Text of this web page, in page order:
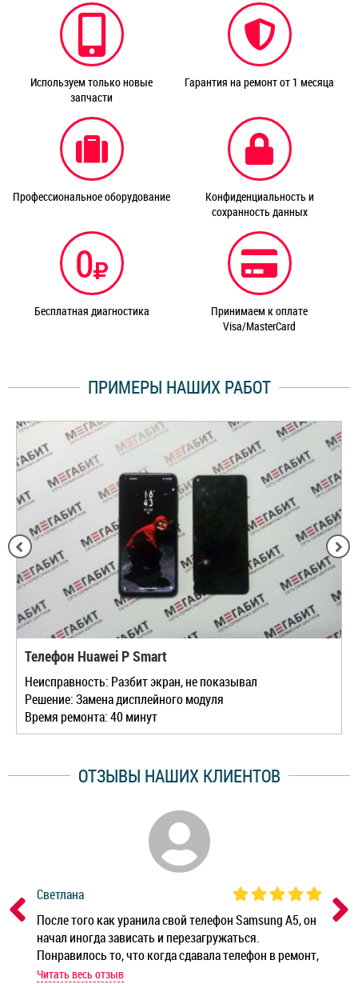
Используем только новые
запчасти
Гарантия на ремонт от 1 месяца
Профессиональное оборудование
Конфиденциальность и
сохранность данных
0
Бесплатная диагностика
Принимаем к оплате
Visa/MasterCard
ПРИМЕРЫ НАШИХ РАБОТ
Телефон Huawei P Smart
Неисправность: Разбит экран, не показывал
Решение: Замена дисплейного модуля
Время ремонта: 40 минут
ОТЗЫВЫ НАШИХ КЛИЕНТОВ
Светлана
После того как уранила свой телефон Samsung A5, он
начал иногда зависать и перезагружаться.
Понравилось то, что когда сдавала телефон в ремонт,
мастер при мне сделал быструю диагностику и сказал
Читать весь отзыв